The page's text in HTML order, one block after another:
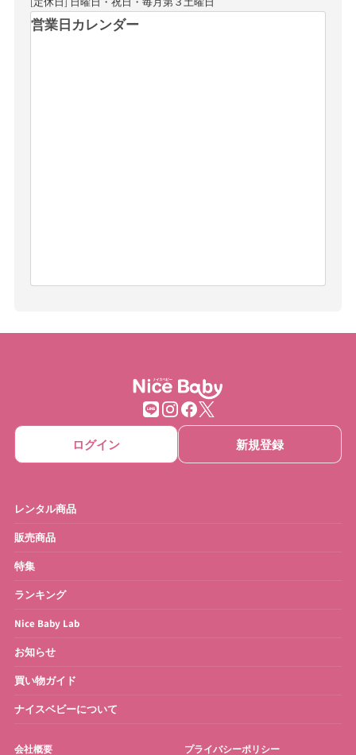
営業日カレンダー
ログイン 新規登録
レンタル商品
販売商品
特集
ランキング
Nice Baby Lab
お知らせ
買い物ガイド
ナイスベビーについて
会社概要 プライバシーポリシー